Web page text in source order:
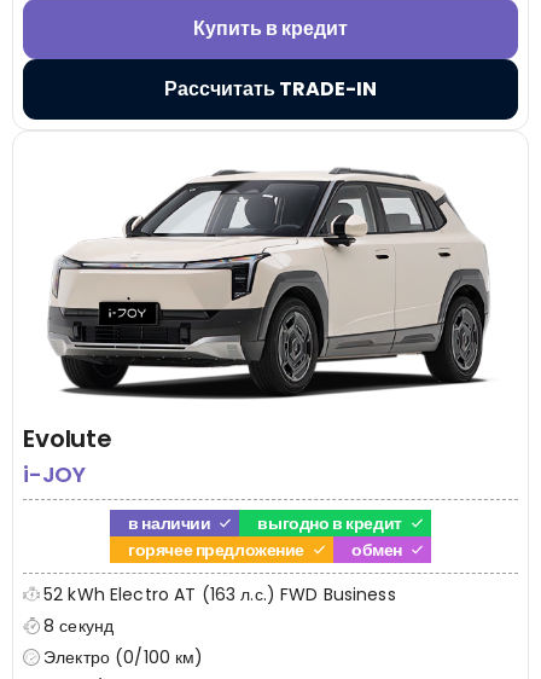
Купить в кредит
Рассчитать TRADE-IN
Evolute
i-JOY
в наличии
выгодно в кредит
горячее предложение
обмен
52 kWh Electro AT (163 л.с.) FWD Business
8 секунд
Электро (0/100 км)